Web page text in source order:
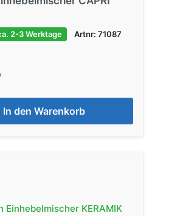
2-3 Werktage Artnr: 71087
In den Warenkorb